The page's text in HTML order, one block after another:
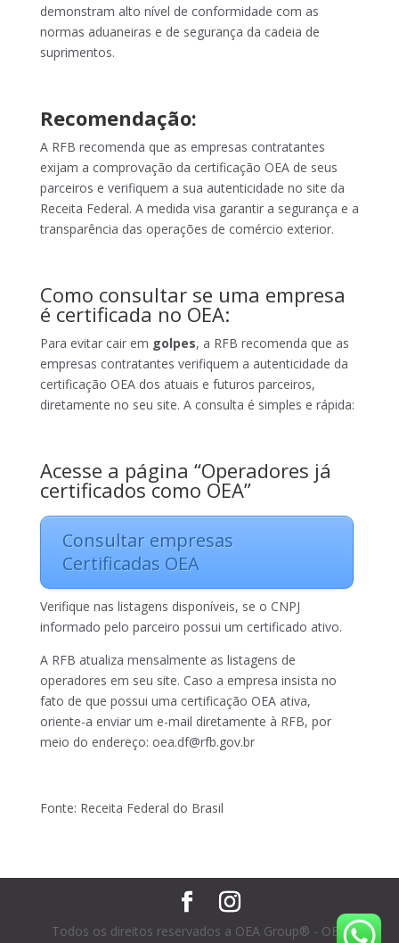
demonstram alto nível de conformidade com as
normas aduaneiras e de segurança da cadeia de
suprimentos.
Recomendação:
A RFB recomenda que as empresas contratantes
exijam a comprovação da certificação OEA de seus
parceiros e verifiquem a sua autenticidade no site da
Receita Federal. A medida visa garantir a segurança e a
transparência das operações de comércio exterior.
Como consultar se uma empresa
é certificada no OEA:
Para evitar cair em golpes, a RFB recomenda que as
empresas contratantes verifiquem a autenticidade da
certificação OEA dos atuais e futuros parceiros,
diretamente no seu site. A consulta é simples e rápida:
Acesse a página “Operadores já
certificados como OEA”
Consultar empresas
Certificadas OEA
Verifique nas listagens disponíveis, se o CNPJ
informado pelo parceiro possui um certificado ativo.
A RFB atualiza mensalmente as listagens de
operadores em seu site. Caso a empresa insista no
fato de que possui uma certificação OEA ativa,
oriente-a enviar um e-mail diretamente à RFB, por
meio do endereço: oea.df@rfb.gov.br
Fonte: Receita Federal do Brasil
Todos os direitos reservados a OEA Group® - OEA